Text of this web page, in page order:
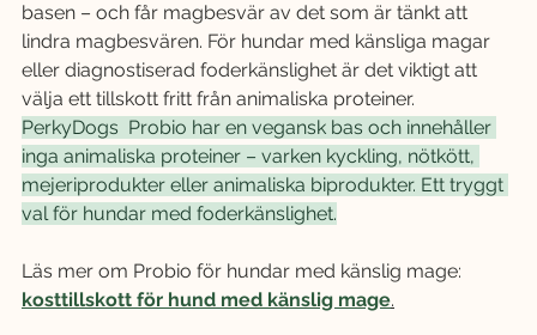
basen – och får magbesvär av det som är tänkt att
lindra magbesvären. För hundar med känsliga magar
eller diagnostiserad foderkänslighet är det viktigt att
välja ett tillskott fritt från animaliska proteiner.
PerkyDogs  Probio har en vegansk bas och innehåller
inga animaliska proteiner – varken kyckling, nötkött,
mejeriprodukter eller animaliska biprodukter. Ett tryggt
val för hundar med foderkänslighet.
Läs mer om Probio för hundar med känslig mage:
kosttillskott för hund med känslig mage.